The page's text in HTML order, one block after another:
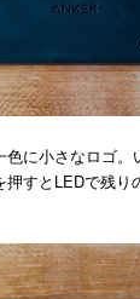
に小さなロゴ。
押すとLEDで残り